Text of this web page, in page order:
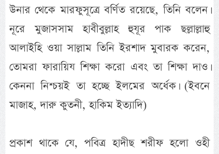
উনার থেকে মারফুসূত্রে বর্ণিত রয়েছে, তিনি বলেন।
নূরে মুজাসসাম হাবীবুল্লাহ হুযূর পাক ছল্লাল্লাহু
আলাইহি ওয়া সাল্লাম তিনি ইরশাদ মুবারক করেন,
তোমরা ফারায়িয শিক্ষা করো এবং তা শিক্ষা দাও।
কেননা নিশ্চয়ই তা হচ্ছে ইলমের অর্ধেক। (ইবনে
মাজাহ, দারু কুতনী, হাকিম ইত্যাদি)
প্রকাশ থাকে যে, পবিত্র হাদীছ শরীফ হলো ওহী